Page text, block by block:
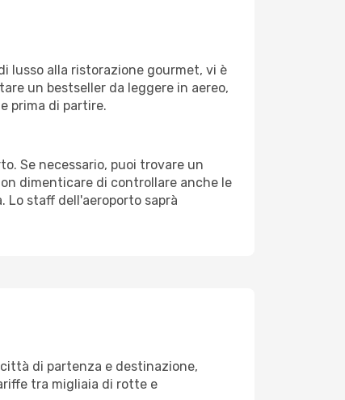
lusso alla ristorazione gourmet, vi è
un bestseller da leggere in aereo,
prima di partire.
Se necessario, puoi trovare un
dimenticare di controllare anche le
staff dell'aeroporto saprà
di partenza e destinazione,
tra migliaia di rotte e